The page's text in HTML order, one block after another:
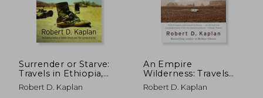
5% 5%
Surrender or Starve:
Travels in Ethiopia,
Sudan, Somalia, and
Eritrea: Travels in
Robert D. Kaplan
An Empire
Wilderness: Travels
Into America's Future
(en Inglés)
Robert D. Kaplan